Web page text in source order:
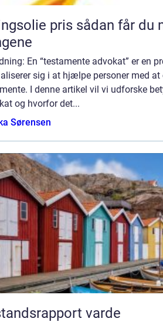
pris sådan får du mest varme for
En “testamente advokat” er en
sig i at hjælpe personer med
I denne artikel vil vi udforske
og hvorfor det...
Sørensen
varde